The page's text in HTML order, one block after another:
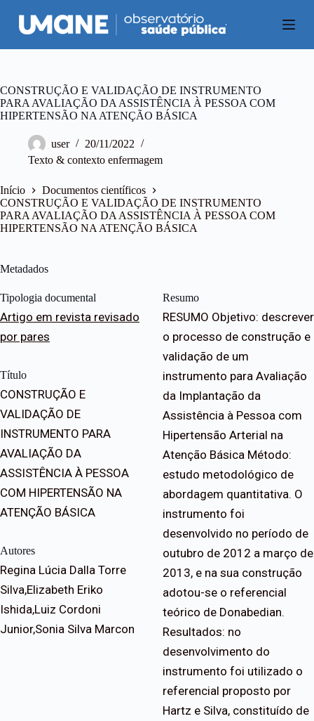
P
u
a
a
r
a
e
ú
d
o
CONSTRUÇÃO E VALIDAÇÃO DE INSTRUMENTO
PARA AVALIAÇÃO DA ASSISTÊNCIA À PESSOA COM
HIPERTENSÃO NA ATENÇÃO BÁSICA
user
20/11/2022
Texto & contexto enfermagem
Início
Documentos científicos
CONSTRUÇÃO E VALIDAÇÃO DE INSTRUMENTO
PARA AVALIAÇÃO DA ASSISTÊNCIA À PESSOA COM
HIPERTENSÃO NA ATENÇÃO BÁSICA
Metadados
Tipologia documental
Artigo em revista revisado
por pares
Título
CONSTRUÇÃO E
VALIDAÇÃO DE
INSTRUMENTO PARA
AVALIAÇÃO DA
ASSISTÊNCIA À PESSOA
COM HIPERTENSÃO NA
ATENÇÃO BÁSICA
Autores
Regina Lúcia Dalla Torre
Silva,Elizabeth Eriko
Ishida,Luiz Cordoni
Junior,Sonia Silva Marcon
Resumo
RESUMO Objetivo: descrever
o processo de construção e
validação de um
instrumento para Avaliação
da Implantação da
Assistência à Pessoa com
Hipertensão Arterial na
Atenção Básica Método:
estudo metodológico de
abordagem quantitativa. O
instrumento foi
desenvolvido no período de
outubro de 2012 a março de
2013, e na sua construção
adotou-se o referencial
teórico de Donabedian.
Resultados: no
desenvolvimento do
instrumento foi utilizado o
referencial proposto por
Hartz e Silva, constituído de